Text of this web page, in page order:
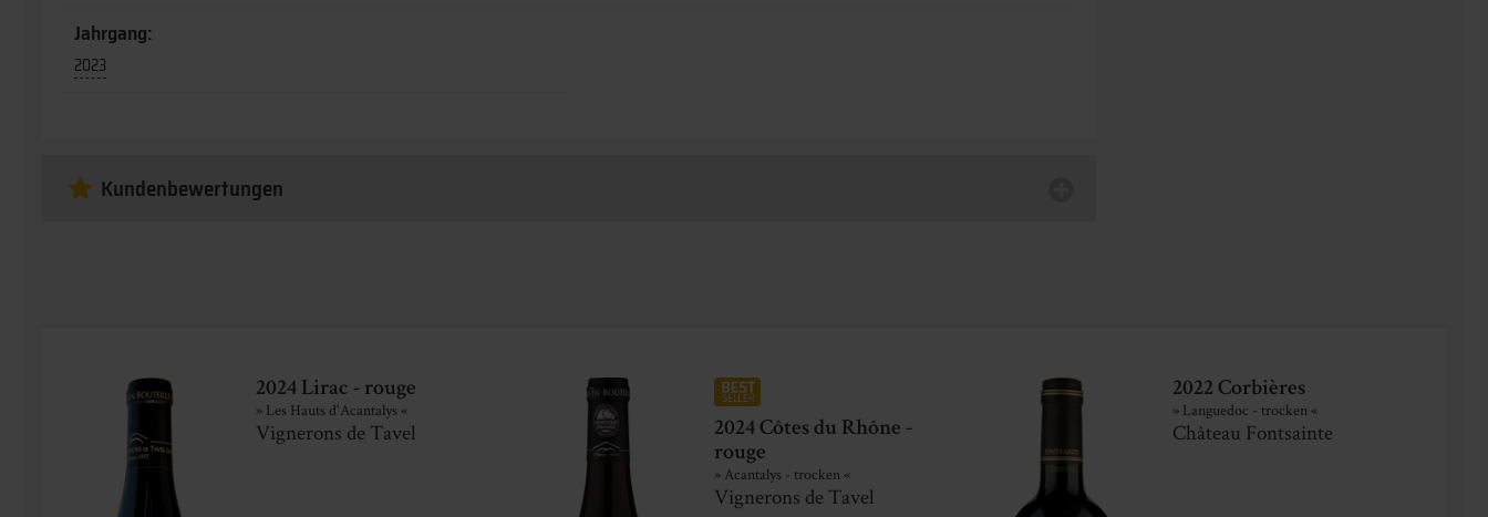
Jahrgang:
2023
Kundenbewertungen
2024 Lirac - rouge
» Les Hauts d'Acantalys «
Vignerons de Tavel
2024 Côtes du Rhône -
rouge
» Acantalys - trocken «
Vignerons de Tavel
2022 Corbières
» Languedoc - trocken «
Château Fontsainte